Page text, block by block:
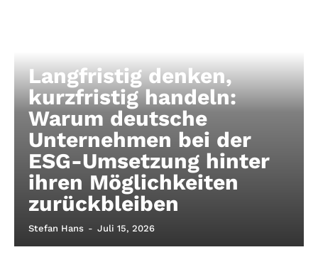
Langfristig denken,
kurzfristig handeln:
Warum deutsche
Unternehmen bei der
ESG-Umsetzung hinter
ihren Möglichkeiten
zurückbleiben
Stefan Hans - Juli 15, 2026